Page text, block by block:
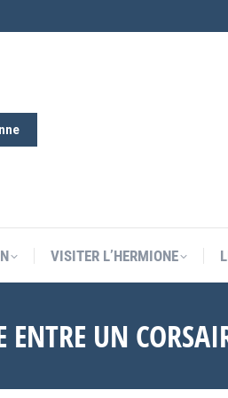
VISITER L’HERMIONE
ENTRE UN
VISITER L’HERMIONE